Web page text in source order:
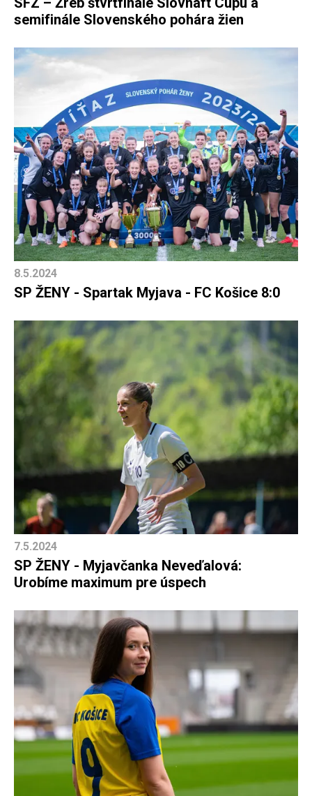
semifinále Slovenského pohára žien
8.5.2024
SP ŽENY - Spartak Myjava - FC Košice 8:0
7.5.2024
SP ŽENY - Myjavčanka Neveďalová:
Urobíme maximum pre úspech